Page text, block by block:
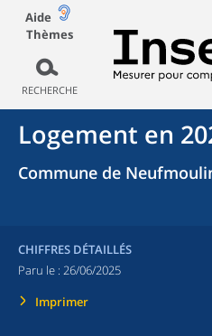
Aide
Thèmes
RECHERCHE
Logement en
Commune de
CHIFFRES DÉTAILLÉS
Paru le : 26/06/2025
Imprimer